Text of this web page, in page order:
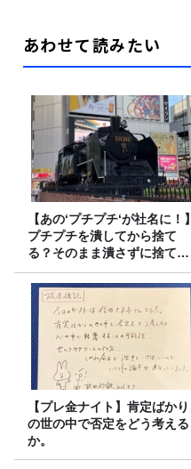
あわせて読みたい
【あの‘プチプチ‘が社名に！】
プチプチを潰してから捨て
る？そのまま潰さずに捨て
る？
【プレ金ナイト】肯定ばかり
の世の中で否定をどう考える
か。